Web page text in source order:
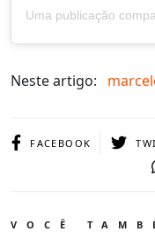
Neste artigo:
FACEBOOK
VOCÊ